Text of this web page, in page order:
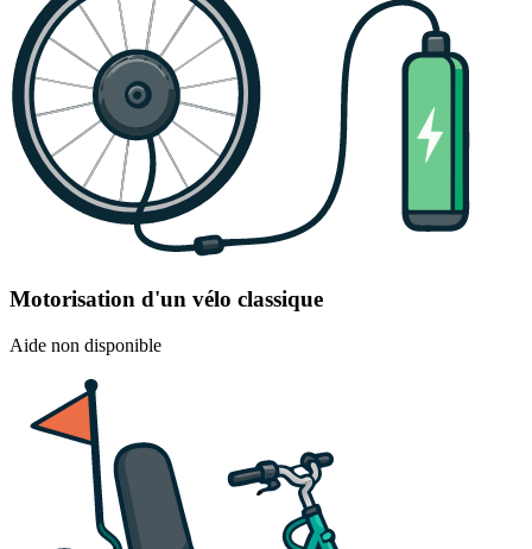
Motorisation d'un vélo classique
Aide non disponible